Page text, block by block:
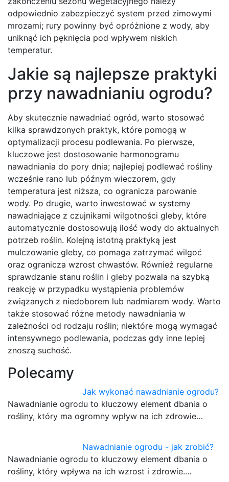
odpowiednio zabezpieczyć system przed zimowymi
mrozami; rury powinny być opróżnione z wody, aby
uniknąć ich pęknięcia pod wpływem niskich
temperatur.
Jakie są najlepsze praktyki
przy nawadnianiu ogrodu?
Aby skutecznie nawadniać ogród, warto stosować
kilka sprawdzonych praktyk, które pomogą w
optymalizacji procesu podlewania. Po pierwsze,
kluczowe jest dostosowanie harmonogramu
nawadniania do pory dnia; najlepiej podlewać rośliny
wcześnie rano lub późnym wieczorem, gdy
temperatura jest niższa, co ogranicza parowanie
wody. Po drugie, warto inwestować w systemy
nawadniające z czujnikami wilgotności gleby, które
automatycznie dostosowują ilość wody do aktualnych
potrzeb roślin. Kolejną istotną praktyką jest
mulczowanie gleby, co pomaga zatrzymać wilgoć
oraz ogranicza wzrost chwastów. Również regularne
sprawdzanie stanu roślin i gleby pozwala na szybką
reakcję w przypadku wystąpienia problemów
związanych z niedoborem lub nadmiarem wody. Warto
także stosować różne metody nawadniania w
zależności od rodzaju roślin; niektóre mogą wymagać
intensywnego podlewania, podczas gdy inne lepiej
znoszą suchość.
Polecamy
Jak wykonać nawadnianie ogrodu?
Nawadnianie ogrodu to kluczowy element dbania o
rośliny, który ma ogromny wpływ na ich zdrowie…
Nawadnianie ogrodu - jak zrobić?
Nawadnianie ogrodu to kluczowy element dbania o
rośliny, który wpływa na ich wzrost i zdrowie.…